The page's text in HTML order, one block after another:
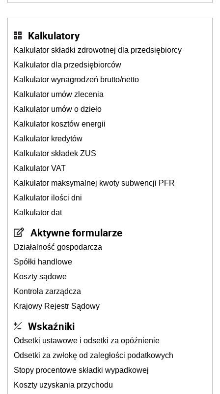
Kalkulatory
Kalkulator składki zdrowotnej dla przedsiębiorcy
Kalkulator dla przedsiębiorców
Kalkulator wynagrodzeń brutto/netto
Kalkulator umów zlecenia
Kalkulator umów o dzieło
Kalkulator kosztów energii
Kalkulator kredytów
Kalkulator składek ZUS
Kalkulator VAT
Kalkulator maksymalnej kwoty subwencji PFR
Kalkulator ilości dni
Kalkulator dat
Aktywne formularze
Działalność gospodarcza
Spółki handlowe
Koszty sądowe
Kontrola zarządcza
Krajowy Rejestr Sądowy
Wskaźniki
Odsetki ustawowe i odsetki za opóźnienie
Odsetki za zwłokę od zaległości podatkowych
Stopy procentowe składki wypadkowej
Koszty uzyskania przychodu